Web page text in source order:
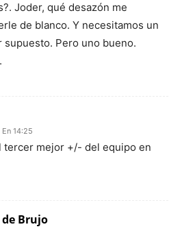
Joder, qué desazón me
de blanco. Y necesitamos un
supuesto. Pero uno bueno.
14:25
tercer mejor +/- del equipo en
Brujo